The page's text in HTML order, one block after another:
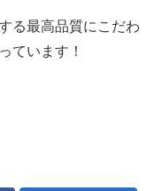
る最高品質にこだわ
ています！